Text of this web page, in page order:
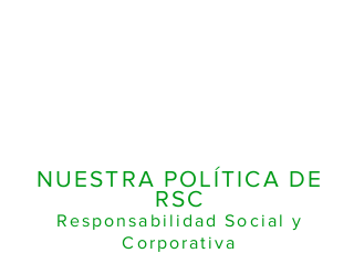
NUESTRA POLÍTICA DE
RSC
Responsabilidad Social y
Corporativa